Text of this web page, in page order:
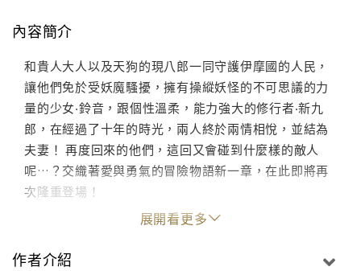
內容簡介
和貴人大人以及天狗的現八郎一同守護伊摩國的人民，
讓他們免於受妖魔騷擾，擁有操縱妖怪的不可思議的力
量的少女‧鈴音，跟個性溫柔，能力強大的修行者‧新九
郎，在經過了十年的時光，兩人終於兩情相悅，並結為
夫妻！ 再度回來的他們，這回又會碰到什麼樣的敵人
呢…？交織著愛與勇氣的冒險物語新一章，在此即將再
次隆重登場！
展開看更多
作者介紹